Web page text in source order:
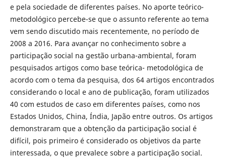
e pela sociedade de diferentes países. No aporte teórico-
metodológico percebe-se que o assunto referente ao tema
vem sendo discutido mais recentemente, no período de
2008 a 2016. Para avançar no conhecimento sobre a
participação social na gestão urbana-ambiental, foram
pesquisados artigos como base teórica- metodológica de
acordo com o tema da pesquisa, dos 64 artigos encontrados
considerando o local e ano de publicação, foram utilizados
40 com estudos de caso em diferentes países, como nos
Estados Unidos, China, Índia, Japão entre outros. Os artigos
demonstraram que a obtenção da participação social é
difícil, pois primeiro é considerado os objetivos da parte
interessada, o que prevalece sobre a participação social.